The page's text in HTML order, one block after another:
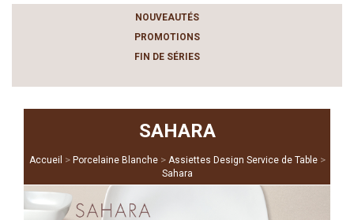
NOUVEAUTÉS
PROMOTIONS
FIN DE SÉRIES
SAHARA
Accueil > Porcelaine Blanche > Assiettes Design Service de Table >
Sahara